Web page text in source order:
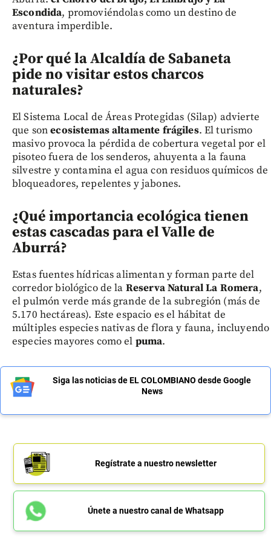
Escondida, promoviéndolas como un destino de
aventura imperdible.
¿Por qué la Alcaldía de Sabaneta
pide no visitar estos charcos
naturales?
El Sistema Local de Áreas Protegidas (Silap) advierte
que sonecosistemas altamente frágiles. El turismo
masivo provoca la pérdida de cobertura vegetal por el
pisoteo fuera de los senderos, ahuyenta a la fauna
silvestre y contamina el agua con residuos químicos de
bloqueadores, repelentes y jabones.
¿Qué importancia ecológica tienen
estas cascadas para el Valle de
Aburrá?
Estas fuentes hídricas alimentan y forman parte del
corredor biológico de la Reserva Natural La Romera,
el pulmón verde más grande de la subregión (más de
5.170 hectáreas). Este espacio es el hábitat de
múltiples especies nativas de flora y fauna, incluyendo
especies mayores como el puma.
Siga las noticias de EL COLOMBIANO desde Google
News
Regístrate a nuestro newsletter
Únete a nuestro canal de Whatsapp